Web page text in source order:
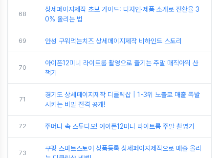
68
상세페이지제작 초보 가이드: 디자인·제품 소개로 전환율 3
0% 올리는 법
69 안성 구워먹는치즈 상세페이지제작 비하인드 스토리
70
아이폰12미니 라이트룸 촬영으로 즐기는 주말 매직아워 산
책기
71
경기도 상세페이지제작 디클릭샵 | 1-3위 노출로 매출 폭발
시키는 비밀 전격 공개!
72 주머니 속 스튜디오! 아이폰12미니 라이트룸 주말 촬영기
73
쿠팡 스마트스토어 상품등록 상세페이지제작으로 매출 올리